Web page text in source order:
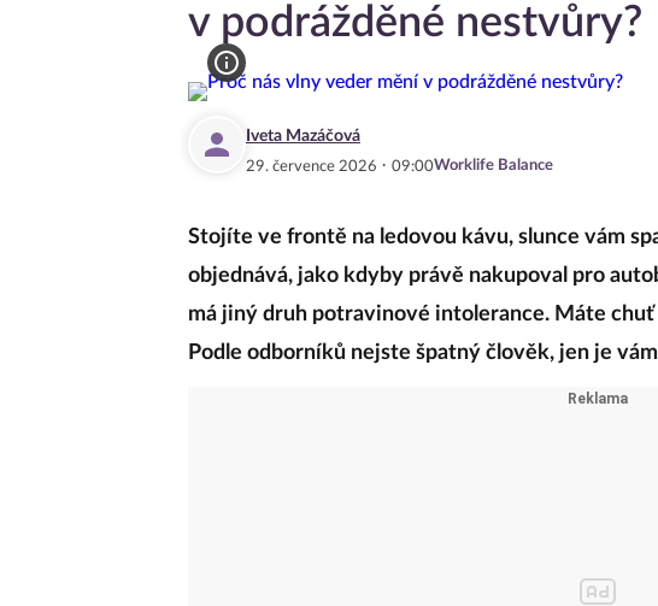
v podrážděné nestvůry?
Iveta Mazáčová
29. července 2026 · 09:00Worklife Balance
Stojíte ve frontě na ledovou kávu, slunce vám
objednává, jako kdyby právě nakupoval pro
má jiný druh potravinové intolerance. Máte
Podle odborníků nejste špatný člověk, jen je